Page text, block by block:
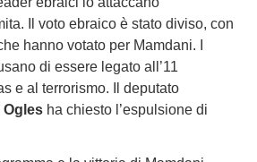
Il voto ebraico è stato diviso, con
hanno votato per Mamdani. I
di essere legato all’11
e al terrorismo. Il deputato
ha chiesto l’espulsione di